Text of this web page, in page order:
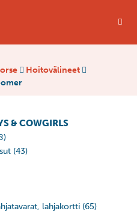
Hoitovälineet
& COWGIRLS
(43)
lahjakortti (65)